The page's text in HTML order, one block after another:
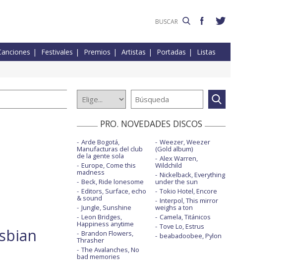
Festivales Premios Artistas Portadas Listas
PRO. NOVEDADES DISCOS
Arde Bogotá,
Manufacturas del club
de la gente sola
Europe, Come this
madness
Beck, Ride lonesome
Editors, Surface, echo
& sound
Jungle, Sunshine
Leon Bridges,
Happiness anytime
Brandon Flowers,
Thrasher
The Avalanches, No
bad memories
Weezer, Weezer
(Gold album)
Alex Warren,
Wildchild
Nickelback, Everything
under the sun
Tokio Hotel, Encore
Interpol, This mirror
weighs a ton
Camela, Titánicos
Tove Lo, Estrus
beabadoobee, Pylon